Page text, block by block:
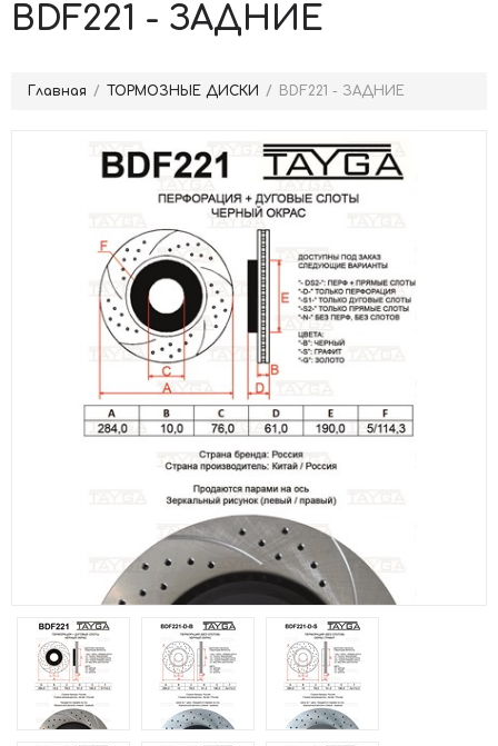
BDF221 - ЗАДНИЕ
Главная ТОРМОЗНЫЕ ДИСКИ BDF221 - ЗАДНИЕ